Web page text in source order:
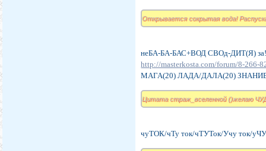
Открывается сокрытая вода!
неБА-БА-БАС+ВОД СВОд-ДИТ(Я)
http://masterkosta.com/forum/8-266-
МАГА(20) ЛАДА/ДАЛА(20)
Цитата страж_вселенной ()желаю
чуТОК/чТу ток/чТУТок/Учу ток/